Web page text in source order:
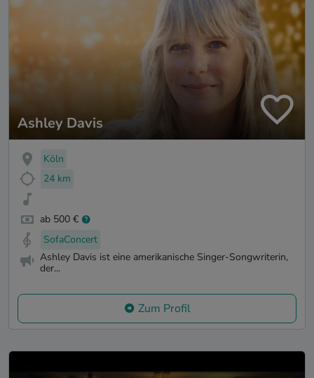
Ashley Davis
Köln
24 km
ab 500 €
SofaConcert
Ashley Davis ist eine amerikanische Singer-Songwriterin,
der...
Zum Profil